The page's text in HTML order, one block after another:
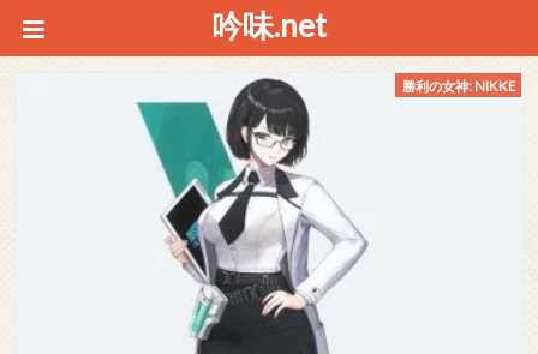
吟味.net
勝利の女神: NIKKE